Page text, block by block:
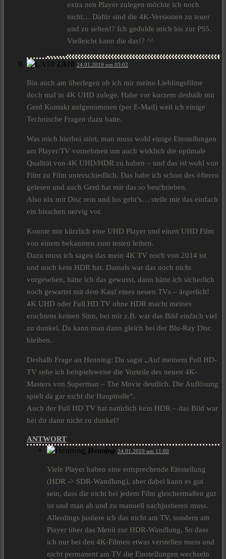
extra nen Player zulegen möchte ich noch
nicht… Dafür sind die 4K-Versionen zu teuer
und zu selten!? Ich gedulde mich bis zur PS5.
Vielleicht kann die das!? ^^
LA10 24.01.2019 um 03:02
Bin auch am überlegen ob ich mir meine Lieblingsfilme
doch mal in 4K UHD zulege. Habe vor kurzem deshalb mit
Gerd Kontakt aufgenommen (per E-Mail) weil ich einige
Technische Fragen dazu hatte.
Was mich hierbei stört, man muss wohl einige Einstellungen
am Player/TV vornehmen um auch wirklich die optimale
Qualität von 4K UHD/HDR zu haben – und das ist wohl von
Film zu Film unterschiedlich. Das habe ich schon des öfteren
gelesen und auch Gerd hat mir das so beschrieben.
Also nix mit Disc rein und los geht’s… stelle mir das einfach
ein bisschen nervig vor.
Konnte mir kürzlich eine UHD Player und einen UHD Film
von einem bekannten zum testen leihen.
Dazu muss ich sagen das mein 4K TV noch von 2014 ist
und noch kein HDR hat. Damals war das noch nicht
vorgesehen, hätte ich das gewusst, dann hätte ich sicherlich
noch gewartet mit dem Kauf eines neuen TVs – ärgerlich!
4K UHD oder Full HD TV ohne HDR macht meines
erachtens keinen Sinn, bei mir z.B. war das Bild einfach viel
zu dunkel. Da kann man dann gleich bei der Blu-Ray Disc
bleiben.
Deshalb Frage an Henning: Du sagst „Auf meinem Full HD-
TV sehe ich beispielsweise die Vorteile des neuen 4K-
Masters von Superman – The Movie deutlich. Die Auflösung
spielt da gar nicht die Hauptrolle“.
Auch der Full HD TV hat natürlich kein HDR – das Bild war
bei dir dann nicht zu dunkel?
ANTWORT
Henning 24.01.2019 um 11:09
Viele Player haben eine entsprechende Einstellung
(HDR -> SDR-Wandlung), aber dabei kann es gut
sein, dass die nicht bei jedem Film gleichermaßen gut
ist und man ab und zu manuell nachjustieren muss.
Allerdings justiere ich das nicht am TV, sondern am
Player über das Menü zur HDR-Wandlung. So dass
ich nur bei den 4K-Filmen etwas verstellen muss und
nicht permanent am TV die Einstellungen wechseln